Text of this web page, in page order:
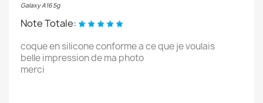
Galaxy A16 5g
Note Totale:
coque en silicone conforme a ce que je voulais
belle impression de ma photo
merci